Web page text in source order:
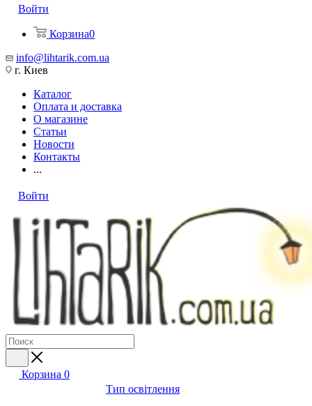
Войти
Корзина0
info@lihtarik.com.ua
г. Киев
Каталог
Оплата и доставка
О магазине
Статьи
Новости
Контакты
...
Войти
Корзина 0
Тип освітлення